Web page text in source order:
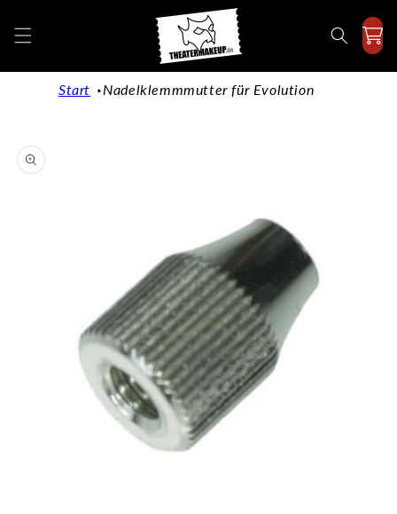
Inhalt
Start Nadelklemmmutter für Evolution